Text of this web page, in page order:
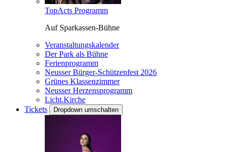
TopActs Programm
Auf Sparkassen-Bühne
Veranstaltungskalender
Der Park als Bühne
Ferienprogramm
Neusser Bürger-Schützenfest 2026
Grünes Klassenzimmer
Neusser Herzensprogramm
Licht.Kirche
Tickets
Dropdown umschalten